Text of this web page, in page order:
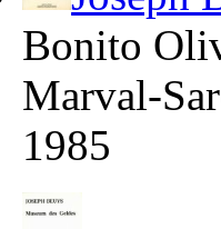
Bonito
Marval-
1985